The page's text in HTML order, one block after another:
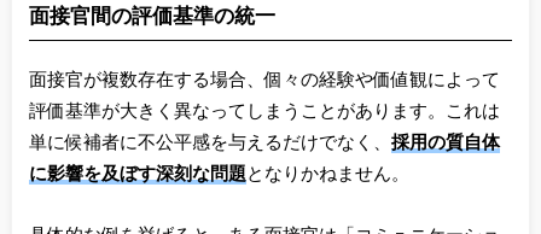
面接官間の評価基準の統一
面接官が複数存在する場合、個々の経験や価値観によって
評価基準が大きく異なってしまうことがあります。これは
単に候補者に不公平感を与えるだけでなく、 採用の質自体
に影響を及ぼす深刻な問題となりかねません。